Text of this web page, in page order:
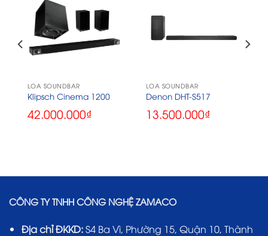
LOA SOUNDBAR
Klipsch Cinema 1200
42.000.000₫
LOA SOUNDBAR
Denon DHT-S517
13.500.000₫
CÔNG TY TNHH CÔNG NGHỆ ZAMACO
Địa chỉ ĐKKD:S4 Ba Vì, Phường 15, Quận 10, Thành